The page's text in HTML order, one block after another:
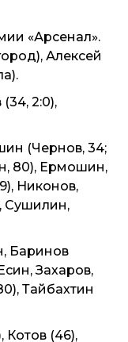
«Арсенал».
Алексей
2:0),
(Чернов, 34;
80), Ермошин,
Никонов,
Сушилин,
Баринов
Захаров,
Тайбахтин
Котов (46),